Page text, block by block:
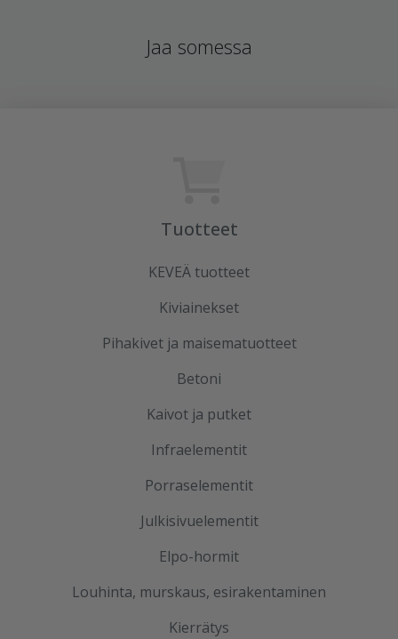
Jaa somessa
Tuotteet
KEVEÄ tuotteet
Kiviainekset
Pihakivet ja maisematuotteet
Betoni
Kaivot ja putket
Infraelementit
Porraselementit
Julkisivuelementit
Elpo-hormit
Louhinta, murskaus, esirakentaminen
Kierrätys